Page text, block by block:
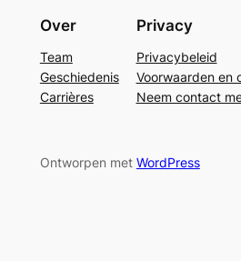
Over
Team
Geschiedenis
Carrières
Privacy
Privacybeleid
Voorwaarden en
Neem contact
Ontworpen met WordPress